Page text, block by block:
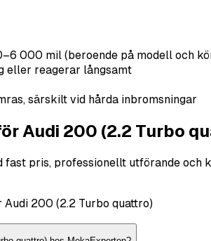
000 mil (beroende på modell och
eller reagerar långsamt
särskilt vid hårda inbromsningar
Audi 200 (2.2 Turbo
fast pris, professionellt utförande
200 (2.2 Turbo quattro)